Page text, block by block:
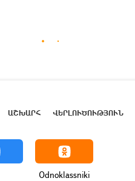
ԱՇԽԱՐՀ ՎԵՐԼՈՒԾՈՒԹՅՈՒՆ
Odnoklassniki